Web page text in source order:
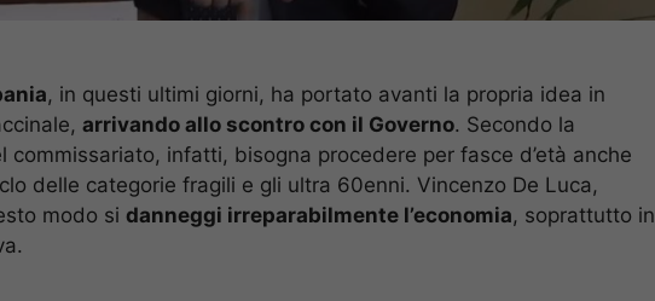
, in questi ultimi giorni, ha portato avanti la propria idea in
arrivando allo scontro con il Governo. Secondo la
commissariato, infatti, bisogna procedere per fasce d’età anche
delle categorie fragili e gli ultra 60enni. Vincenzo De Luca,
modo si danneggi irreparabilmente l’economia, soprattutto in